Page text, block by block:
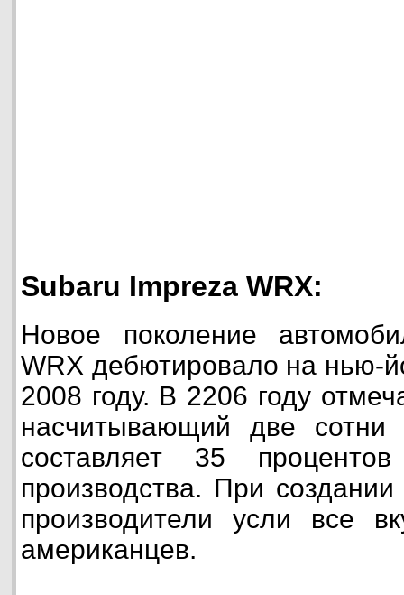
Subaru Impreza WRX:
Новое поколение
WRX дебютировало на нью-
2008 году. В 2206 году
насчитывающий две
составляет 35
производства. При
производители усли все
американцев.